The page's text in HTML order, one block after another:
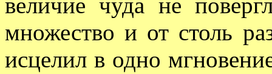
величие чуда не
множество и от столь
исцелил в одно